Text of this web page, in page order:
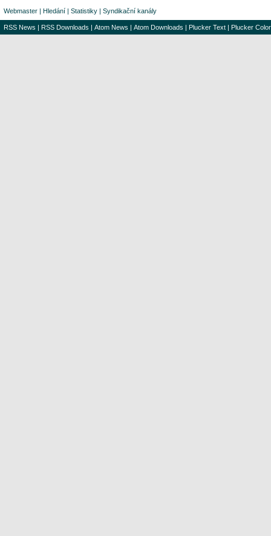
Webmaster | Hledání | Statistiky | Syndikační kanály
RSS News | RSS Downloads | Atom News | Atom Downloads | Plucker Text | Plucker Color